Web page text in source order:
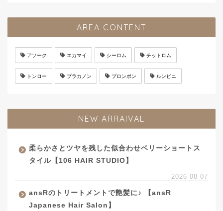
AREA CONTENT
アソーク エカマイ シーロム チットロム
トンロー プラカノン プロンポン ルンピニ
NEW ARRAIVAL
柔らかさとツヤを残した似合わせベリーショートス
タイル【106 HAIR STUDIO】
2026-08-07
ansRのトリートメントで艶髪に♪ 【ansR
Japanese Hair Salon】